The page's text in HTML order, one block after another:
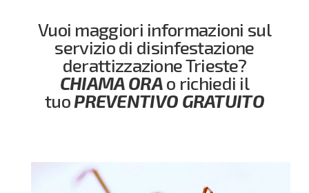
Vuoi maggiori informazioni sul
servizio di disinfestazione
derattizzazione Trieste?
CHIAMA ORAo richiedi il
tuoPREVENTIVO GRATUITO